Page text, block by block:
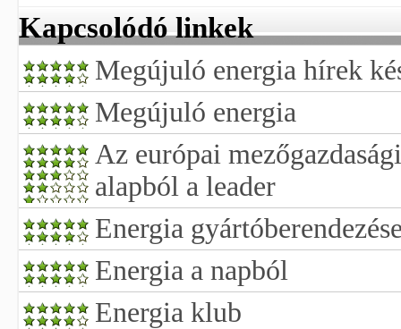
Kapcsolódó linkek
Megújuló energia hírek
Megújuló energia
Az európai
alapból a leader
Energia
Energia a napból
Energia klub